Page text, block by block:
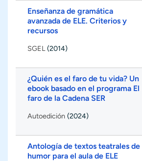
Enseñanza de gramática
avanzada de ELE. Criterios y
recursos
SGEL (2014)
¿Quién es el faro de tu vida? Un
ebook basado en el programa El
faro de la Cadena SER
Autoedición (2024)
Antología de textos teatrales de
humor para el aula de ELE